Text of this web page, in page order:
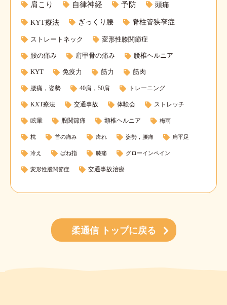
肩こり 自律神経 予防 頭痛
KYT療法 ぎっくり腰 脊柱管狭窄症
ストレートネック 変形性膝関節症
腰の痛み 肩甲骨の痛み 腰椎ヘルニア
KYT 免疫力 筋力 筋肉
腰痛，姿勢 40肩，50肩 トレーニング
KXT療法 交通事故 体験会 ストレッチ
眩暈 股関節痛 頸椎ヘルニア 梅雨
枕 首の痛み 痺れ 姿勢，腰痛 扁平足
冷え ばね指 膝痛 グローインペイン
変形性股関節症 交通事故治療
柔通信 トップに戻る